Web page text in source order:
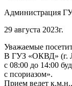
Администрация
29 августа 2023г.
Уважаемые
В ГУЗ «ОКВД» (г.
с 08:00 до 14:00
с псориазом».
Прием ведет